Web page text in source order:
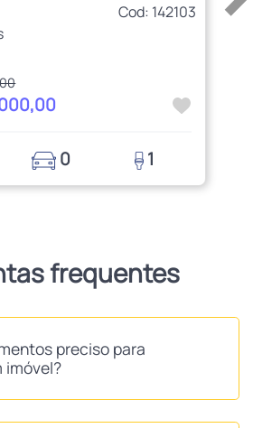
Cod: 142103
0 1
frequentes
preciso para
imóvel?